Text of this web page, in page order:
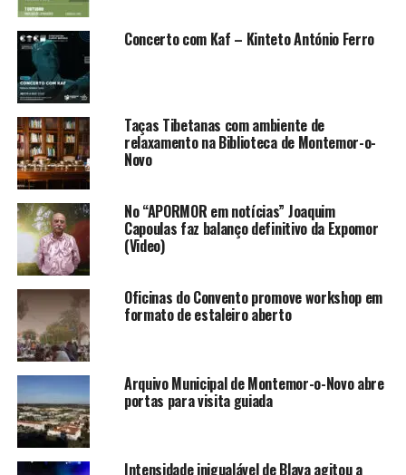
Concerto com Kaf – Kinteto António Ferro
Taças Tibetanas com ambiente de
relaxamento na Biblioteca de Montemor-o-
Novo
No “APORMOR em notícias” Joaquim
Capoulas faz balanço definitivo da Expomor
(Video)
Oficinas do Convento promove workshop em
formato de estaleiro aberto
Arquivo Municipal de Montemor-o-Novo abre
portas para visita guiada
Intensidade inigualável de Blaya agitou a